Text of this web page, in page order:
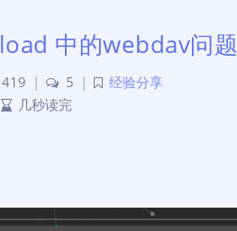
中的webdav问题
419 | 5 |
经验分享
几秒读完